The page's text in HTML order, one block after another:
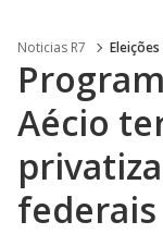
Noticias R7
Aécio
federais